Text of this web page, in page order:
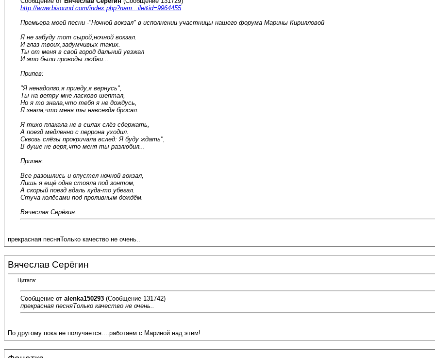
http://www.bisound.com/index.php?nam...ile&id=9964455
Премьера моей песни -"Ночной вокзал" в исполнении участницы нашего форума Марины Кирилловой
Я не забуду тот сырой,ночной вокзал.
И глаз твоих,задумчивых таких.
Ты от меня в свой город дальний уезжал
И это были проводы любви...
Припев:
"Я ненадолго,я приеду,я вернусь",
Ты на ветру мне ласково шептал,
Но я то знала,что тебя я не дождусь,
Я знала,что меня ты навсегда бросал.
Я тихо плакала не в силах слёз сдержать,
А поезд медленно с перрона уходил.
Сквозь слёзы прокричала вслед: Я буду ждать",
В душе не веря,что меня ты разлюбил...
Припев:
Все разошлись и опустел ночной вокзал,
Лишь я ещё одна стояла под зонтом,
А скорый поезд вдаль куда-то убегал.
Стуча колёсами под проливным дождём.
Вячеслав Серёгин.
прекрасная песняТолько качество не очень..
Вячеслав Серёгин
Цитата:
Сообщение от alenka150293 (Сообщение 131742)
прекрасная песняТолько качество не очень..
По другому пока не получается....работаем с Мариной над этим!